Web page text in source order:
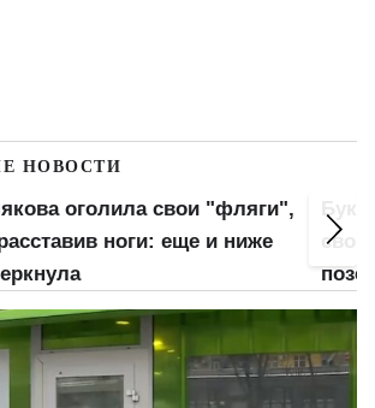
НОВОСТИ
оголила свои "фляги",
ноги: еще и ниже